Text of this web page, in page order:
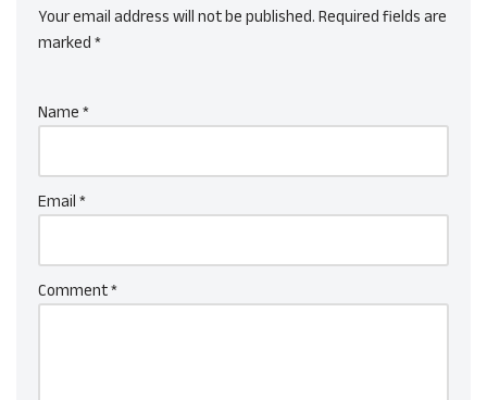
Your email address will not be published.Required fields are
marked*
Name*
Email*
Comment*